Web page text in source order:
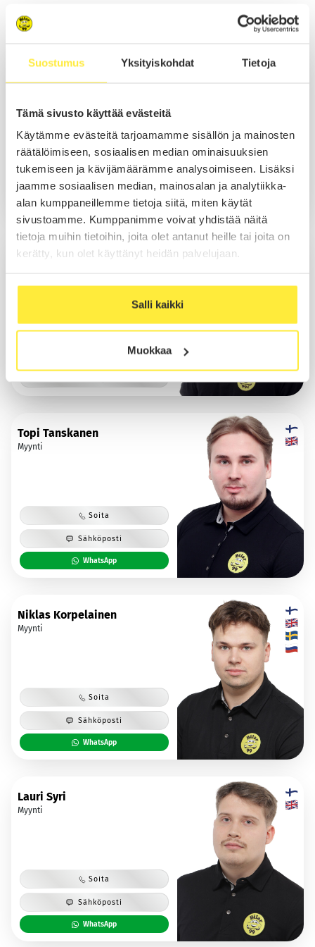
Suostumus Yksityiskohdat Tietoja
Tämä sivusto käyttää evästeitä
Käytämme evästeitä tarjoamamme sisällön ja mainosten
räätälöimiseen, sosiaalisen median ominaisuuksien
tukemiseen ja kävijämäärämme analysoimiseen. Lisäksi
jaamme sosiaalisen median, mainosalan ja analytiikka-
alan kumppaneillemme tietoja siitä, miten käytät
sivustoamme. Kumppanimme voivat yhdistää näitä
tietoja muihin tietoihin, joita olet antanut heille tai joita on
kerätty, kun olet käyttänyt heidän palvelujaan.
Salli kaikki
Muokkaa
Myynti Espoo
Niko Nurmi
Myynti
Soita
Sähköposti
WhatsApp
Kim Rummukainen
Topi Tanskanen
Myynti
Soita
Sähköposti
WhatsApp
Niklas Korpelainen
Myynti
Soita
Sähköposti
WhatsApp
Lauri Syri
Myynti
Soita
Sähköposti
WhatsApp